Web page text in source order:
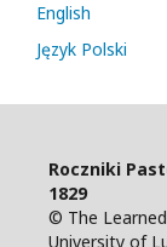
English
Język Polski
Roczniki
1829
© The
University of